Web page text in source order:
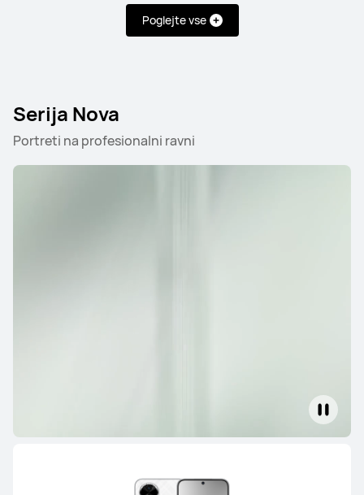
Poglejte vse
Serija Nova
Portreti na profesionalni ravniHUAWEI Mate X7